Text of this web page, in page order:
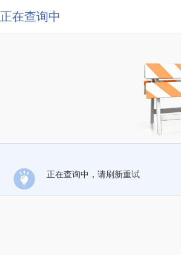
正在查询中
正在查询中，请刷新重试